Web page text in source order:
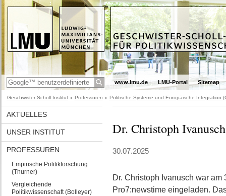
www.lmu.de LMU-Portal Sitemap
Geschwister-Scholl-Institut Professuren Politische Systeme und Europäische Integration
AKTUELLES
UNSER INSTITUT
PROFESSUREN
Empirische Politikforschung
(Thurner)
Vergleichende
Politikwissenschaft (Bolleyer)
Dr. Christoph
30.07.2025
Dr. Christoph Ivanusch war
Pro7:newstime eingeladen.